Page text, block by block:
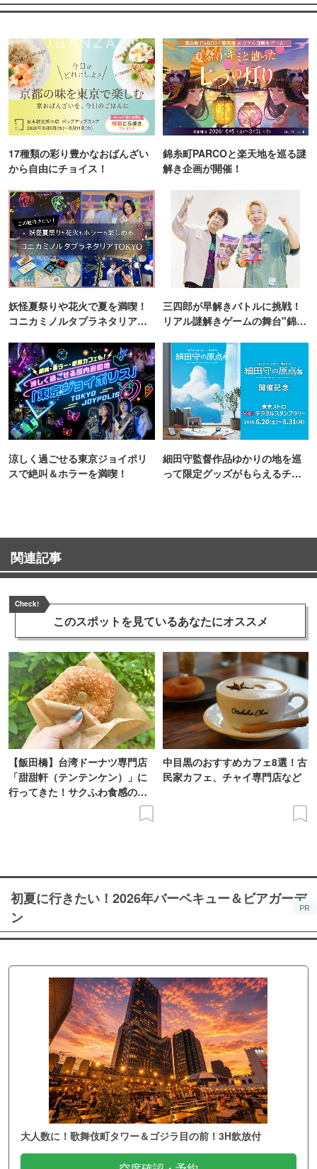
17種類の彩り豊かなおばんざい
から自由にチョイス！
錦糸町PARCOと楽天地を巡る謎
解き企画が開催！
妖怪夏祭りや花火で夏を満喫！
コニカミノルタプラネタリア
三四郎が早解きバトルに挑戦！
リアル謎解きゲームの舞台"錦糸
涼しく過ごせる東京ジョイポリ
スで絶叫＆ホラーを満喫！
細田守監督作品ゆかりの地を巡
って限定グッズがもらえるチャ
関連記事
Check!
このスポットを見ているあなたにオススメ
【飯田橋】台湾ドーナツ専門店
「甜甜軒（テンテンケン）」に
行ってきた！サクふわ食感のド
中目黒のおすすめカフェ8選！古
民家カフェ、チャイ専門店など
初夏に行きたい！2026年バーベキュー＆ビアガーデ
ン
PR
大人数に！歌舞伎町タワー＆ゴジラ目の前！3H飲放付